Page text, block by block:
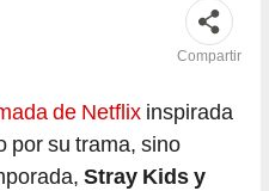
Compartir
de Netflix inspirada
por su trama, sino
Stray Kids y